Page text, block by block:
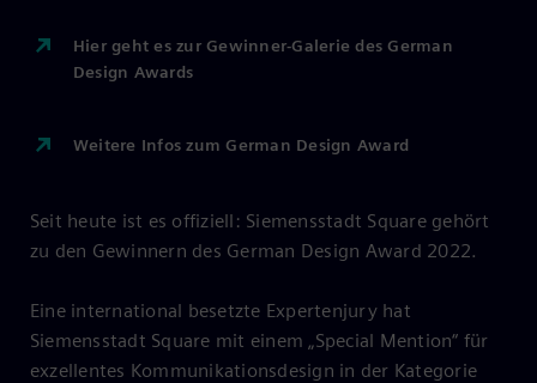
Hier geht es zur Gewinner-Galerie des German
Design Awards
Weitere Infos zum German Design Award
Seit heute ist es offiziell: Siemensstadt Square gehört
zu den Gewinnern des German Design Award 2022.
Eine international besetzte Expertenjury hat
Siemensstadt Square mit einem „Special Mention“ für
exzellentes Kommunikationsdesign in der Kategorie